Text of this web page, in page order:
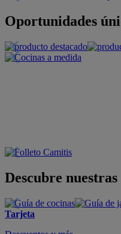
Oportunidades
Descubre nuestras
Tarjeta